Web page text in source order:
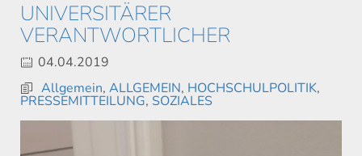
VERSITÄRER VER
ANTWORTLICHER
04.04.2019
Allgemein, ALLGEMEIN, HOCHSCHULPOLITIK,
PRESSEMITTEILUNG, SOZIALES